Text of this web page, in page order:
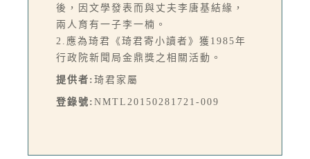
後，因文學發表而與丈夫李唐基結緣，
兩人育有一子李一楠。
2.應為琦君《琦君寄小讀者》獲1985年
行政院新聞局金鼎獎之相關活動。
提供者: 琦君家屬
登錄號: NMTL20150281721-009